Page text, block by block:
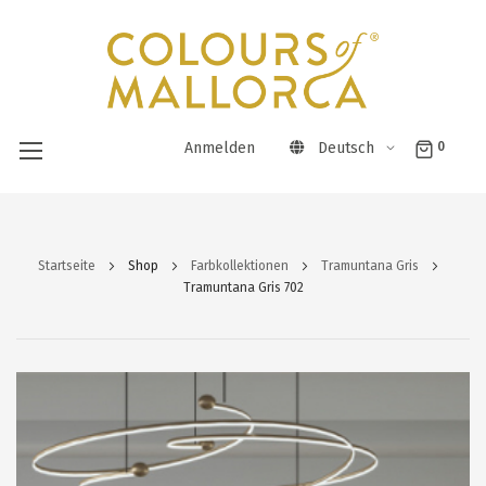
Anmelden Deutsch 0
Inhalt
Startseite Shop Farbkollektionen
Tramuntana Gris
Tramuntana Gris 702
der